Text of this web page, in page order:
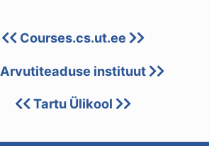
Courses.cs.ut.ee
Arvutiteaduse instituut
Tartu Ülikool